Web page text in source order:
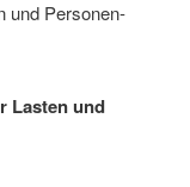
und Personen-
Lasten und